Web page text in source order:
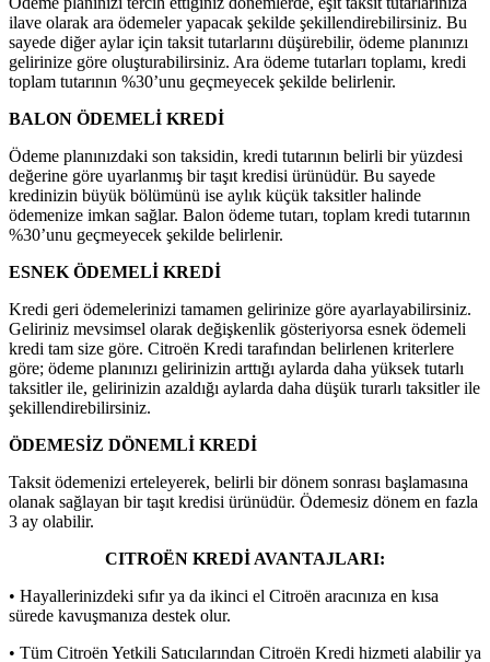
ilave olarak ara ödemeler yapacak şekilde şekillendirebilirsiniz. Bu
sayede diğer aylar için taksit tutarlarını düşürebilir, ödeme planınızı
gelirinize göre oluşturabilirsiniz. Ara ödeme tutarları toplamı, kredi
toplam tutarının %30’unu geçmeyecek şekilde belirlenir.
BALON ÖDEMELİ KREDİ
Ödeme planınızdaki son taksidin, kredi tutarının belirli bir yüzdesi
değerine göre uyarlanmış bir taşıt kredisi ürünüdür. Bu sayede
kredinizin büyük bölümünü ise aylık küçük taksitler halinde
ödemenize imkan sağlar. Balon ödeme tutarı, toplam kredi tutarının
%30’unu geçmeyecek şekilde belirlenir.
ESNEK ÖDEMELİ KREDİ
Kredi geri ödemelerinizi tamamen gelirinize göre ayarlayabilirsiniz.
Geliriniz mevsimsel olarak değişkenlik gösteriyorsa esnek ödemeli
kredi tam size göre. Citroën Kredi tarafından belirlenen kriterlere
göre; ödeme planınızı gelirinizin arttığı aylarda daha yüksek tutarlı
taksitler ile, gelirinizin azaldığı aylarda daha düşük turarlı taksitler ile
şekillendirebilirsiniz.
ÖDEMESİZ DÖNEMLİ KREDİ
Taksit ödemenizi erteleyerek, belirli bir dönem sonrası başlamasına
olanak sağlayan bir taşıt kredisi ürünüdür. Ödemesiz dönem en fazla
3 ay olabilir.
CITROËN KREDİ AVANTAJLARI:
• Hayallerinizdeki sıfır ya da ikinci el Citroën aracınıza en kısa
sürede kavuşmanıza destek olur.
• Tüm Citroën Yetkili Satıcılarından Citroën Kredi hizmeti alabilir ya